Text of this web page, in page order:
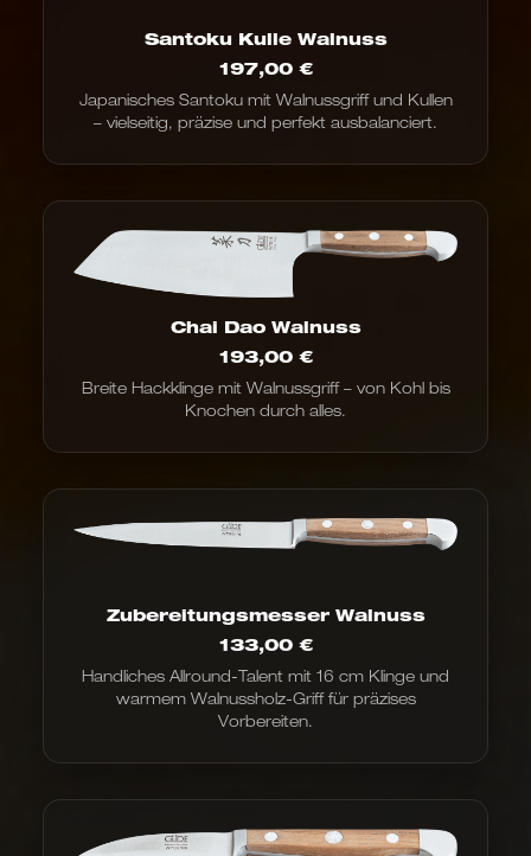
Santoku Kulle Walnuss
197,00 €
Japanisches Santoku mit Walnussgriff und Kullen
– vielseitig, präzise und perfekt ausbalanciert.
Chai Dao Walnuss
193,00 €
Breite Hackklinge mit Walnussgriff – von Kohl bis
Knochen durch alles.
Zubereitungsmesser Walnuss
133,00 €
Handliches Allround-Talent mit 16 cm Klinge und
warmem Walnussholz-Griff für präzises
Vorbereiten.